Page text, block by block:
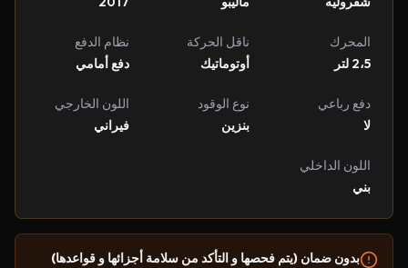
المحرك
2،5 لتر
ناقل الحركة
أوتوماتيك
نظام الدفع
دفع أمامي
دفع رباعي
لا
نوع الوقود
بنزين
اللون الخارجي
فيراني
اللون الداخلي
بني
بدون ضمان (يتم فحصها و التأكد من سلامة أجزائها و قواعدها)